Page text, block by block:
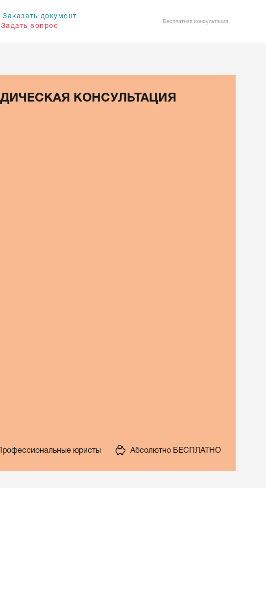
Заказать документ
Задать вопрос
Бесплатная консультация
КОНСУЛЬТАЦИЯ
юристы Абсолютно БЕСПЛАТНО